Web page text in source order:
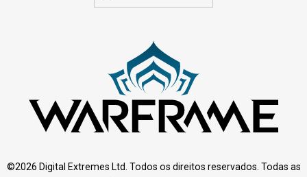
©2026 Digital Extremes Ltd. Todos os direitos reservados. Todas as